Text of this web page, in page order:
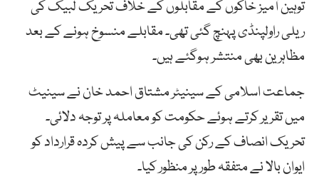
توہینآمیزخاکوںکےمقابلوںکےخلافتحریکلبیککی
ریلیراولپنڈیپہنچگئیتھی۔مقابلےمنسوخہونےکےبعد
مظاہرینبھیمنتشرہوگئےہیں۔
جماعت اسلامی کے سینیٹر مشتاق احمد خان نے سینیٹ
میں تقریر کرتے ہوئے حکومت کو معاملہ پر توجہ دلائی۔
تحریک انصاف کے رکن کی جانب سے پیش کردہ قرارداد کو
ایوان بالا نے متفقہ طور پر منظور کیا۔